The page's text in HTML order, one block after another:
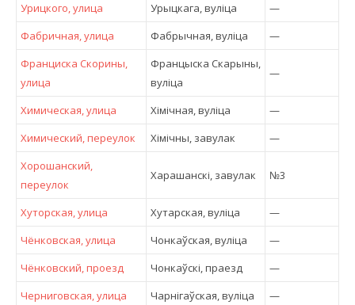
Урицкого, улица
Урыцкага, вулiца
—
Фабричная, улица
Фабрычная, вулiца
—
Франциска Скорины,
улица
Францыска Скарыны,
вулiца
—
Химическая, улица Хімічная, вулiца
—
Химический, переулок
Хімічны, завулак
—
Хорошанский,
переулок
Харашанскі, завулак №3
Хуторская, улица Хутарская, вулiца
—
Чёнковская, улица
Чонкаўская, вулiца
—
Чёнковский, проезд
Чонкаўскі, праезд
—
Черниговская, улица
Чарнігаўская, вулiца
—